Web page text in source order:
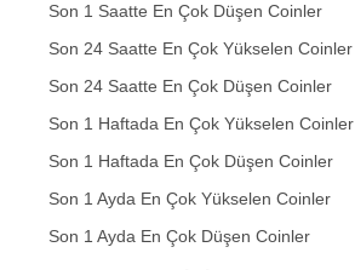
Son 1 Saatte En Çok Düşen Coinler
Son 24 Saatte En Çok Yükselen Coinler
Son 24 Saatte En Çok Düşen Coinler
Son 1 Haftada En Çok Yükselen Coinler
Son 1 Haftada En Çok Düşen Coinler
Son 1 Ayda En Çok Yükselen Coinler
Son 1 Ayda En Çok Düşen Coinler